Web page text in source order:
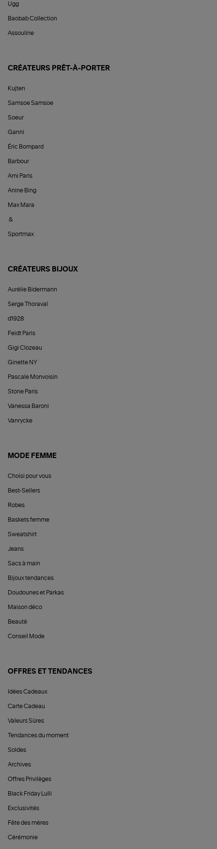
Ugg
Baobab Collection
Assouline
CRÉATEURS PRÊT-À-PORTER
Kujten
Samsoe Samsoe
Soeur
Ganni
Éric Bompard
Barbour
Ami Paris
Anine Bing
Max Mara
&
Sportmax
CRÉATEURS BIJOUX
Aurélie Bidermann
Serge Thoraval
d1928
Feidt Paris
Gigi Clozeau
Ginette NY
Pascale Monvoisin
Stone Paris
Vanessa Baroni
Vanrycke
MODE FEMME
Choisi pour vous
Best-Sellers
Robes
Baskets femme
Sweatshirt
Jeans
Sacs à main
Bijoux tendances
Doudounes et Parkas
Maison déco
Beauté
Conseil Mode
OFFRES ET TENDANCES
Idées Cadeaux
Carte Cadeau
Valeurs Sûres
Tendances du moment
Soldes
Archives
Offres Privilèges
Black Friday Lulli
Exclusivités
Fête des mères
Cérémonie